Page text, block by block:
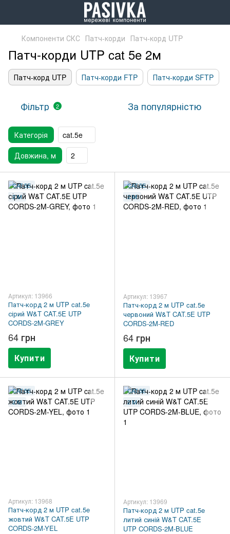
Компоненти СКС Патч-корди Патч-корд UTP
Патч-корди UTP cat 5e 2м
Патч-корд UTP Патч-корди FTP Патч-корди SFTP
Фільтр 2 За популярністю
Категорія
cat.5e
Довжина, м
2
CAT.5E
2 М
Артикул: 13966
Патч-корд 2 м UTP cat.5e
сірий W&T CAT.5E UTP
CORDS-2M-GREY
64 грн
Купити
CAT.5E
2 М
Артикул: 13967
Патч-корд 2 м UTP cat.5e
червоний W&T CAT.5E UTP
CORDS-2M-RED
64 грн
Купити
CAT.5E
2 М
Артикул: 13968
Патч-корд 2 м UTP cat.5e
жовтий W&T CAT.5E UTP
CORDS-2M-YEL
CAT.5E
2 М
Артикул: 13969
Патч-корд 2 м UTP cat.5e
литий синій W&T CAT.5E
UTP CORDS-2M-BLUE